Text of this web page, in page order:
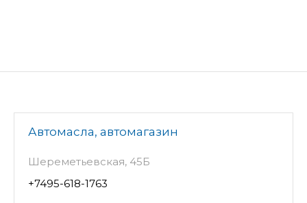
Автомасла, автомагазин
Шереметьевская, 45Б
+7495-618-1763